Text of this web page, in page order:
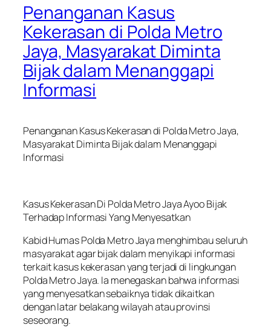
Penanganan Kasus
Kekerasan di Polda Metro
Jaya, Masyarakat Diminta
Bijak dalam Menanggapi
Informasi
Penanganan Kasus Kekerasan di Polda Metro Jaya,
Masyarakat Diminta Bijak dalam Menanggapi
Informasi
Kasus Kekerasan Di Polda Metro Jaya Ayoo Bijak
Terhadap Informasi Yang Menyesatkan
Kabid Humas Polda Metro Jaya menghimbau seluruh
masyarakat agar bijak dalam menyikapi informasi
terkait kasus kekerasan yang terjadi di lingkungan
Polda Metro Jaya. Ia menegaskan bahwa informasi
yang menyesatkan sebaiknya tidak dikaitkan
dengan latar belakang wilayah atau provinsi
seseorang.